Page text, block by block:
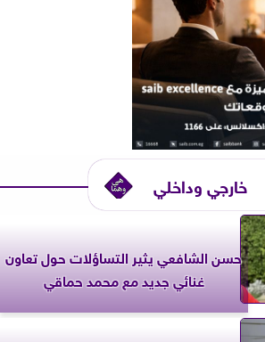
خارجي وداخلي
حسن الشافعي يثير التساؤلات حول تعاون
غنائي جديد مع محمد حماقي